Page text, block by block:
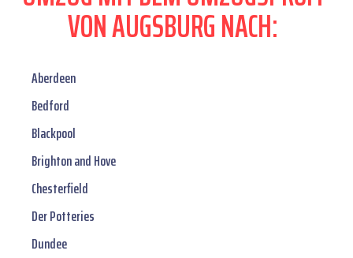
VON AUGSBURG NACH:
Aberdeen
Bedford
Blackpool
Brighton and Hove
Chesterfield
Der Potteries
Dundee